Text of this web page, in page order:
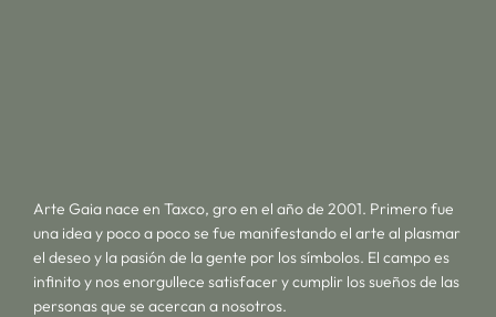
Arte Gaia nace en Taxco, gro en el año de 2001. Primero fue
una idea y poco a poco se fue manifestando el arte al plasmar
el deseo y la pasión de la gente por los símbolos. El campo es
infinito y nos enorgullece satisfacer y cumplir los sueños de las
personas que se acercan a nosotros.